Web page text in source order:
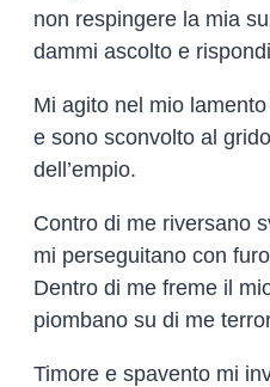
non respingere la mia
dammi ascolto e
Mi agito nel mio
e sono sconvolto al
dell’empio.
Contro di me riversano
mi perseguitano con
Dentro di me freme il
piombano su di me
Timore e spavento mi